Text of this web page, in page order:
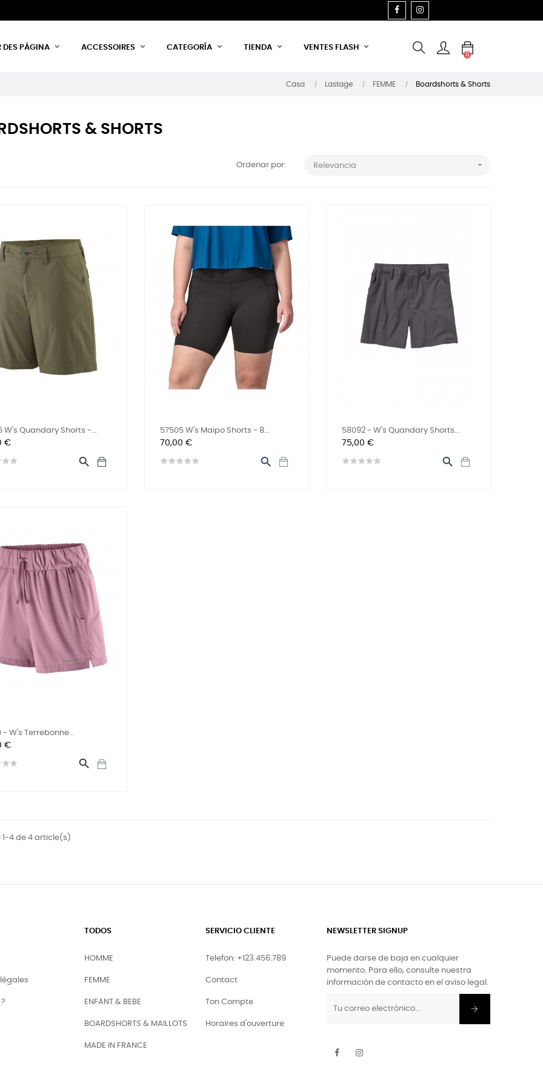
FACEBOOK
DES PÁGINA ACCESSOIRES CATEGORÍA TIENDA VENTES FLASH
0
Casa Lastage FEMME Boardshorts & Shorts
& SHORTS
Ordenar por: Relevancia 
W's Quandary Shorts -...
€

57505 W's Maipo Shorts - 8...
Precio
70,00 €

58092 - W's Quandary Shorts...
Precio
75,00 €

- W's Terrebonne...
€

1-4 de 4 article(s)
TODOS
HOMME
FEMME
ENFANT & BEBE
BOARDSHORTS & MAILLOTS
MADE IN FRANCE
SERVICIO CLIENTE
Telefon: +123.456.789
Contact
Ton Compte
Horaires d'ouverture
NEWSLETTER SIGNUP
Puede darse de baja en cualquier
momento. Para ello, consulte nuestra
información de contacto en el aviso legal.
Facebook